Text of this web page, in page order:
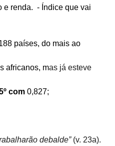
renda.  - Índice que vai
países, do mais ao
africanos, mas já esteve
com 0,827;
debalde” (v. 23a).